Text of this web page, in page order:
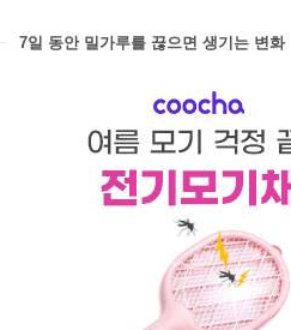
7일 동안 밀가루를 끊으면 생기는 변화